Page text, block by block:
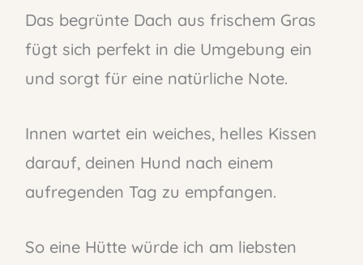
Das begrünte Dach aus frischem Gras
fügt sich perfekt in die Umgebung ein
und sorgt für eine natürliche Note.
Innen wartet ein weiches, helles Kissen
darauf, deinen Hund nach einem
aufregenden Tag zu empfangen.
So eine Hütte würde ich am liebsten